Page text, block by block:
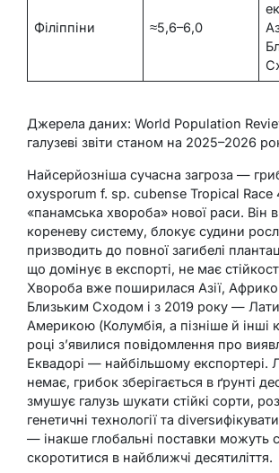
Філіппіни ≈5,6–6,0
Джерела даних: World Population
галузеві звіти станом на 2025–2026
Найсерйозніша сучасна загроза —
oxysporum f. sp. cubense Tropical Race
«панамська хвороба» нової раси. Він
кореневу систему, блокує судини
призводить до повної загибелі
що домінує в експорті, не має
Хвороба вже поширилася Азії,
Близьким Сходом і з 2019 року —
Америкою (Колумбія, а пізніше й інші
році з’явилися повідомлення про
Еквадорі — найбільшому експортері.
немає, грибок зберігається в ґрунті
змушує галузь шукати стійкі сорти,
генетичні технології та
— інакше глобальні поставки можуть
скоротитися в найближчі десятиліття.